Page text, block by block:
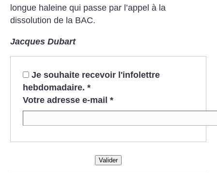
longue haleine qui passe par l’appel à la
dissolution de la BAC.
Jacques Dubart
Je souhaite recevoir l'infolettre
hebdomadaire. *
Votre adresse e-mail *
Valider